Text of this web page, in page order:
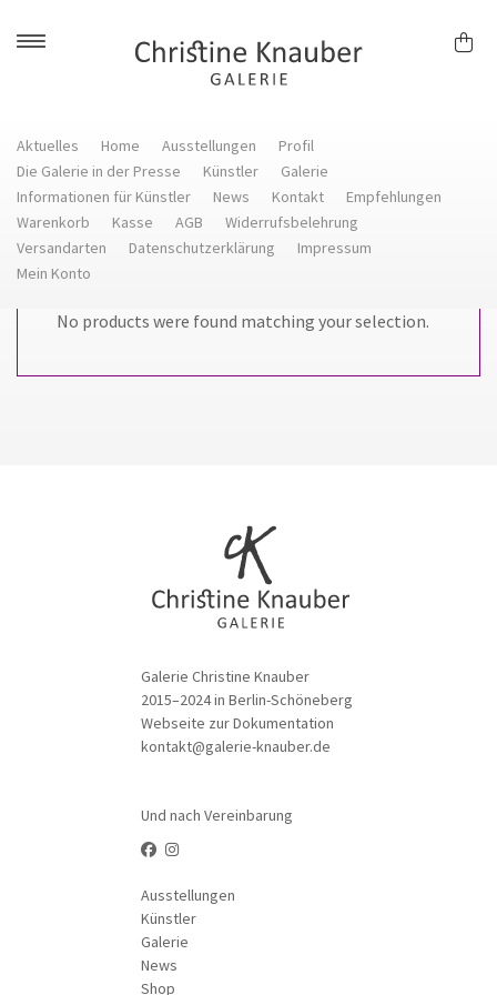
Skip
Aktuelles Home Ausstellungen
Profil
Die Galerie in der Presse
Künstler
Galerie
Informationen für Künstler
News Kontakt
Empfehlungen
Warenkorb
Kasse AGB
Widerrufsbelehrung
Versandarten
Datenschutzerklärung
Impressum
Mein Konto
No products were found matching your selection.
Galerie Christine Knauber
2015–2024 in Berlin-Schöneberg
Webseite zur Dokumentation
kontakt@galerie-knauber.de
Und nach Vereinbarung
Ausstellungen
Künstler
Galerie
News
Shop